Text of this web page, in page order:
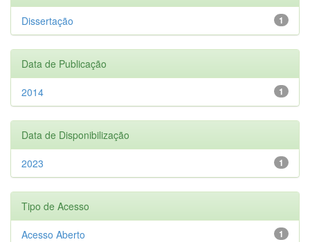
1
Dissertação
Data de Publicação
1
2014
Data de Disponibilização
1
2023
Tipo de Acesso
1
Acesso Aberto